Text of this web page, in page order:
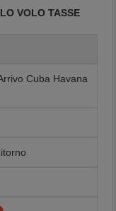
VOLO TASSE
Cuba Havana